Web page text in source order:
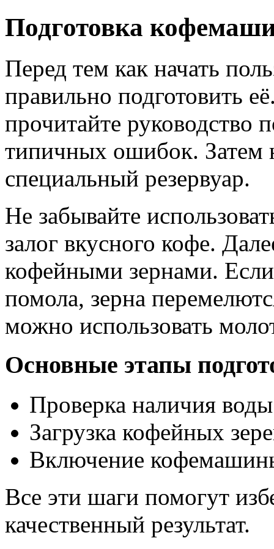
Подготовка
Перед тем как начать
правильно подготовить
прочитайте руководство
типичных ошибок. Затем
специальный резервуар.
Не забывайте
залог вкусного кофе.
кофейными зернами.
помола, зерна
можно использовать
Основные этапы
Проверка наличия воды
Загрузка кофейных
Включение
Все эти шаги помогут
качественный результат.